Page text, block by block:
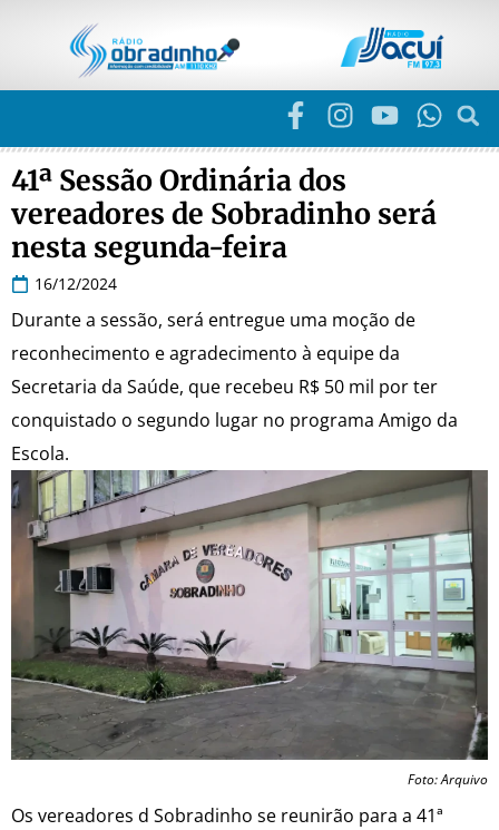
41ª Sessão Ordinária dos
vereadores de Sobradinho será
nesta segunda-feira
16/12/2024
Durante a sessão, será entregue uma moção de
reconhecimento e agradecimento à equipe da
Secretaria da Saúde, que recebeu R$ 50 mil por ter
conquistado o segundo lugar no programa Amigo da
Escola.
Foto: Arquivo
Os vereadores d Sobradinho se reunirão para a 41ª